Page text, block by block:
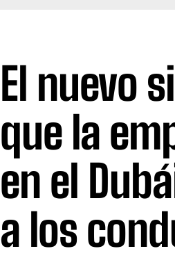
El nuevo
que la
en el
a los